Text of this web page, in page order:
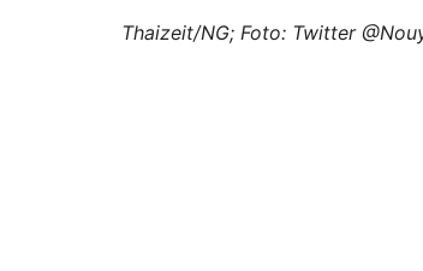
Thaizeit/NG; Foto: Twitter